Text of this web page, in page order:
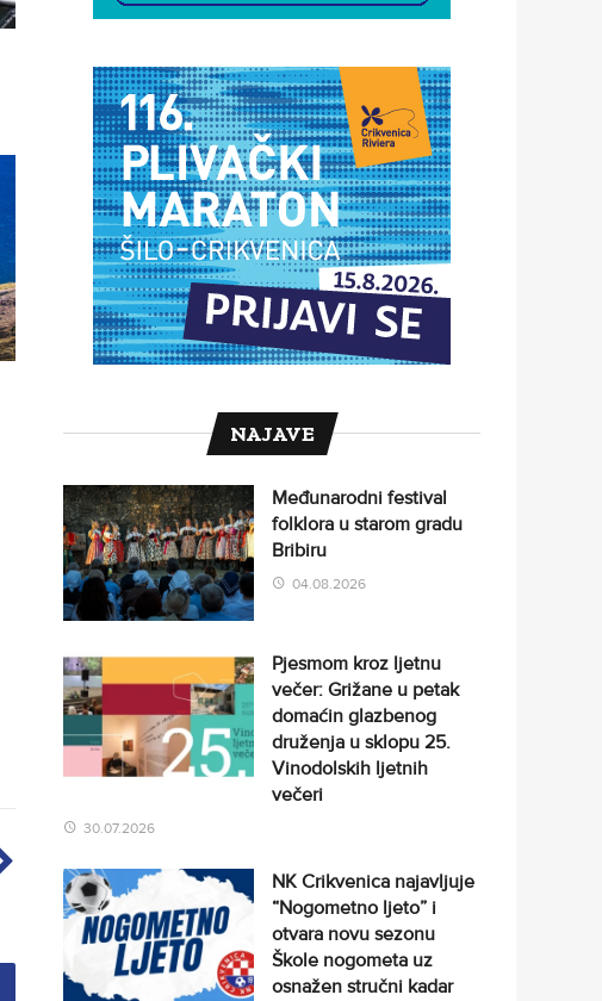
NAJAVE
Međunarodni festival
folklora u starom gradu
Bribiru
04.08.2026
Pjesmom kroz ljetnu
večer: Grižane u petak
domaćin glazbenog
druženja u sklopu 25.
Vinodolskih ljetnih
večeri
30.07.2026
NK Crikvenica najavljuje
“Nogometno ljeto” i
otvara novu sezonu
Škole nogometa uz
osnažen stručni kadar